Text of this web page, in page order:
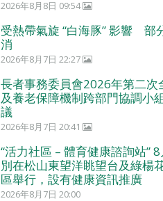
2026年8月8日 09:54
受熱帶氣旋 “白海豚” 影響 部
消
2026年8月7日 22:27
長者事務委員會2026年第二次
及養老保障機制跨部門協調小
議
2026年8月7日 20:41
“活力社區 – 體育健康諮詢站”
別在松山東望洋眺望台及綠楊
區舉行，設有健康資訊推廣
2026年8月7日 20:00